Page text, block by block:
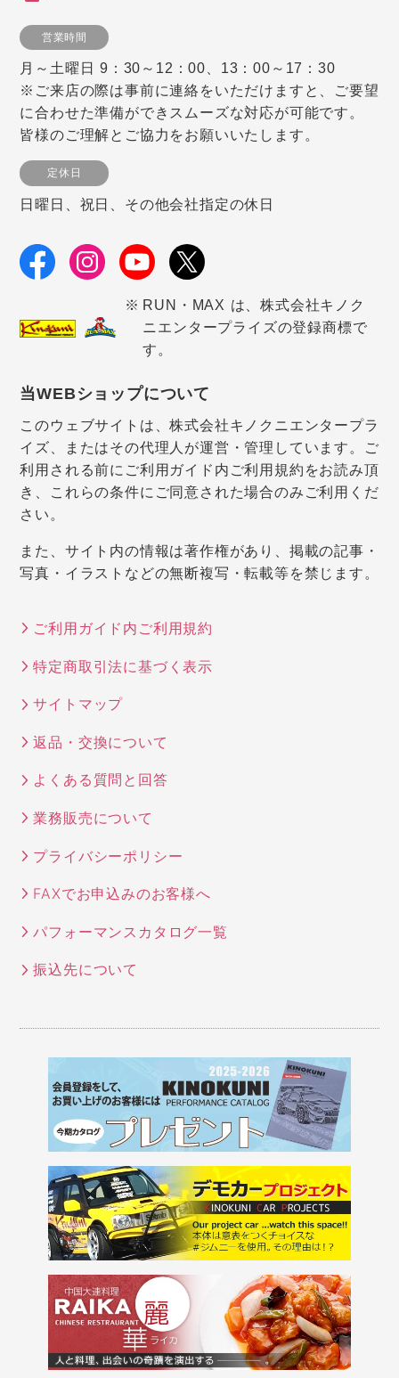
営業時間
月～土曜日 9：30～12：00、13：00～17：30
※ご来店の際は事前に連絡をいただけますと、ご要望
に合わせた準備ができスムーズな対応が可能です。
皆様のご理解とご協力をお願いいたします。
定休日
日曜日、祝日、その他会社指定の休日
RUN・MAX は、株式会社キノク
ニエンタープライズの登録商標で
す。
当WEBショップについて
このウェブサイトは、株式会社キノクニエンタープラ
イズ、またはその代理人が運営・管理しています。ご
利用される前にご利用ガイド内ご利用規約をお読み頂
き、これらの条件にご同意された場合のみご利用くだ
さい。
また、サイト内の情報は著作権があり、掲載の記事・
写真・イラストなどの無断複写・転載等を禁じます。
ご利用ガイド内ご利用規約
特定商取引法に基づく表示
サイトマップ
返品・交換について
よくある質問と回答
業務販売について
プライバシーポリシー
FAXでお申込みのお客様へ
パフォーマンスカタログ一覧
振込先について